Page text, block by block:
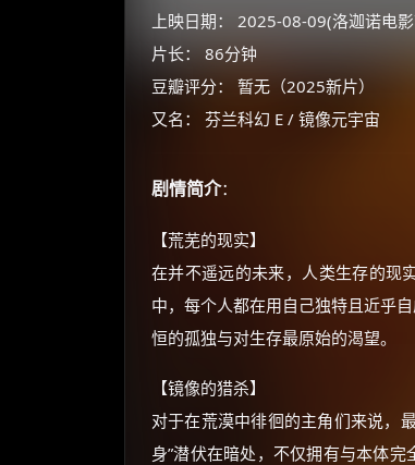
上映日期： 2025-08-09(洛迦诺电
片长： 86分钟
豆瓣评分： 暂无（2025新片）
又名： 芬兰科幻 E / 镜像元宇宙
剧情简介：
【荒芜的现实】
在并不遥远的未来，人类生存的现
中，每个人都在用自己独特且近乎
恒的孤独与对生存最原始的渴望。
【镜像的猎杀】
对于在荒漠中徘徊的主角们来说，
身”潜伏在暗处，不仅拥有与本体